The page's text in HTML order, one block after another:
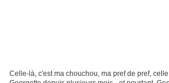
Celle-là, c'est ma chouchou, ma pref de pref,